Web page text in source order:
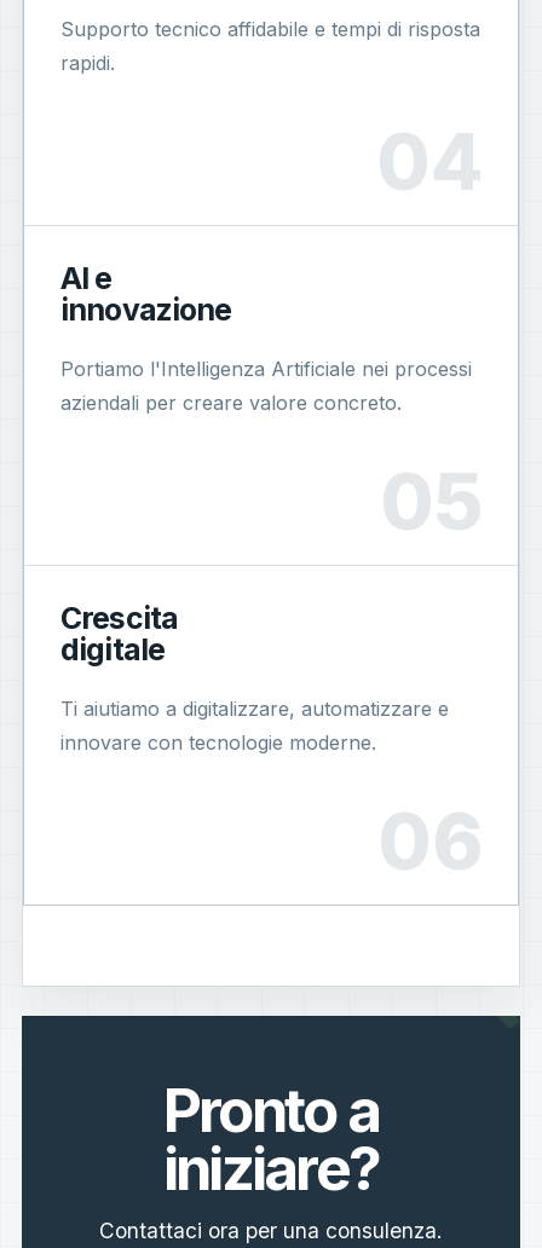
Supporto tecnico affidabile e tempi di risposta
rapidi.
AI e
innovazione
Portiamo l'Intelligenza Artificiale nei processi
aziendali per creare valore concreto.
Crescita
digitale
Ti aiutiamo a digitalizzare, automatizzare e
innovare con tecnologie moderne.
Pronto a
iniziare?
Contattaci ora per una consulenza.